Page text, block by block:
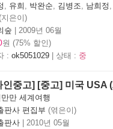
유희 박완순 김병조 남희정
(지은이)
숲 | 2009년 06월
원 (75% 할인)
: ok5051029 | 상태 : 중
인중고] [중고] 미국 USA
만 세계여행
판사 편집부 (엮은이)
판사 | 2010년 05월